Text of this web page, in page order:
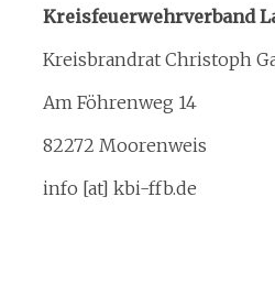
Kreisfeuerwehrverband
Kreisbrandinspektion
Service
Kreisfeuerwehrverband
Kreisbrandrat Christoph
Am Föhrenweg 14
82272 Moorenweis
info [at] kbi-ffb.de